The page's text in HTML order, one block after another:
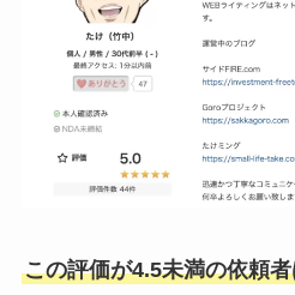
この評価が4.5未満の依頼